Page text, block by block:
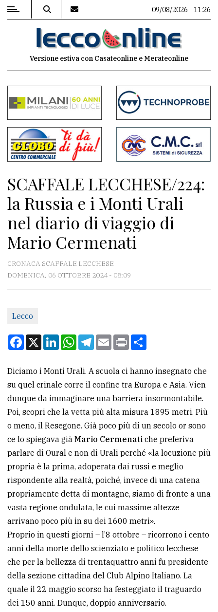
MENU
commenti
Contenuti
del
sito
Meteo
CONTATTI
La
Scrivici
tua
pubblicità
CERCA
Cerca
per
comune
Ricerca
avanzata
LE
ALTRE
TESTATE
PRIVACY
Privacy
09/08/2026 - 11:26
Versione estiva con Casateonline e Merateonline
SCAFFALE LECCHESE/224:
la Russia e i Monti Urali
nel diario di viaggio di
Mario Cermenati
CRONACA SCAFFALE LECCHESE
DOMENICA, 06 OTTOBRE 2024 - 08:09
Lecco
Facebook
X LinkedInWhatsApp
Telegram
EmailPrint
Diciamo i Monti Urali. A scuola ci hanno insegnato che
su quel crinale corre il confine tra Europa e Asia. Vien
dunque da immaginare una barriera insormontabile.
Poi, scopri che la vetta più alta misura 1895 metri. Più
o meno, il Resegone. Già poco più di un secolo or sono
ce lo spiegava già Mario Cermenati che preferiva
parlare di Oural e non di Urali perché «la locuzione più
propria è la prima, adoperata dai russi e meglio
rispondente alla realtà, poiché, invece di una catena
propriamente detta di montagne, siamo di fronte a una
vasta regione ondulata, le cui massime altezze
arrivano poco più in su dei 1600 metri».
Proprio in questi giorni – l’8 ottobre – ricorrono i cento
anni della morte dello scienziato e politico lecchese
che per la bellezza di trentaquattro anni fu presidente
della sezione cittadina del Club Alpino Italiano. La
quale il 22 maggio scorso ha festeggiato il traguardo
dei 150 anni. Dunque, doppio anniversario.